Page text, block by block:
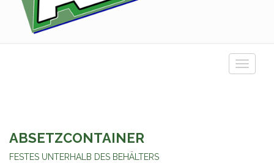
Toggle
ABSETZCONTAINER
FESTES UNTERHALB DES BEHÄLTERS